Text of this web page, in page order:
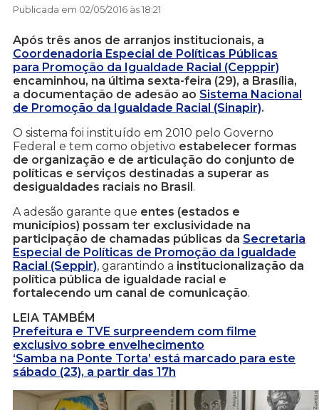
Publicada em 02/05/2016 às 18:21
Após três anos de arranjos institucionais, a
Coordenadoria Especial de Políticas Públicas
para Promoção da Igualdade Racial (Cepppir)
encaminhou, na última sexta-feira (29), a Brasília,
a documentação de adesão ao Sistema Nacional
de Promoção da Igualdade Racial (Sinapir).
O sistema foi instituído em 2010 pelo Governo
Federal e tem como objetivo estabelecer formas
de organização e de articulação do conjunto de
políticas e serviços destinadas a superar as
desigualdades raciais no Brasil.
A adesão garante que entes (estados e
municípios) possam ter exclusividade na
participação de chamadas públicas da Secretaria
Especial de Políticas de Promoção da Igualdade
Racial (Seppir), garantindo a institucionalização da
política pública de igualdade racial e
fortalecendo um canal de comunicação.
LEIA TAMBÉM
Prefeitura e TVE surpreendem com filme
exclusivo sobre envelhecimento
‘Samba na Ponte Torta’ está marcado para este
sábado (23), a partir das 17h